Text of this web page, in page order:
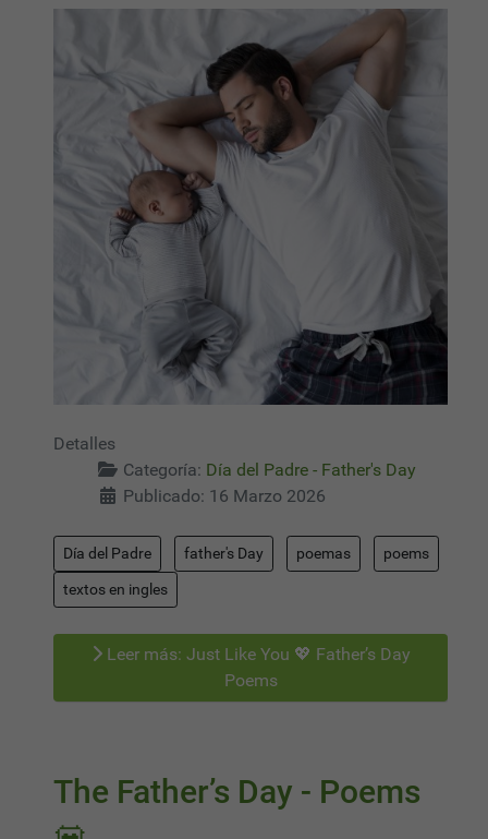
Detalles
Categoría: Día del Padre - Father's Day
Publicado: 16 Marzo 2026
Día del Padre father's Day poemas poems
textos en ingles
Leer más: Just Like You 💖 Father’s Day
Poems
The Father’s Day - Poems